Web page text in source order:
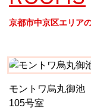
京都市中京区エリア
モントワ烏丸御池
105号室